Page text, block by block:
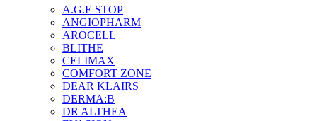
A.G.E STOP
ANGIOPHARM
AROCELL
BLITHE
CELIMAX
COMFORT ZONE
DEAR KLAIRS
DERMA:B
DR ALTHEA